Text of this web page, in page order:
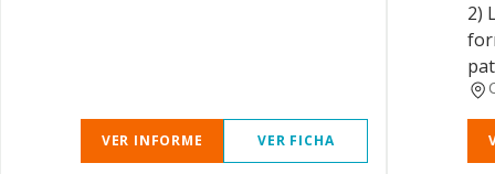
VER INFORME VER FICHA
2)